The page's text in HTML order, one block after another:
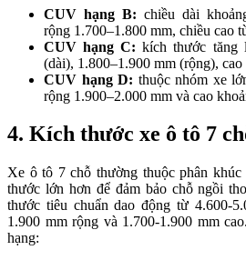
CUV hạng B: chiều dài
rộng 1.700–1.800 mm, chiều cao
CUV hạng C: kích thước tăng
(dài), 1.800–1.900 mm (rộng),
CUV hạng D: thuộc nhóm xe
rộng 1.900–2.000 mm và cao
4. Kích thước xe ô tô 7
Xe ô tô 7 chỗ thường thuộc phân
thước lớn hơn để đảm bảo chỗ ngồi
thước tiêu chuẩn dao động từ 4.600-
1.900 mm rộng và 1.700-1.900 mm
hạng: